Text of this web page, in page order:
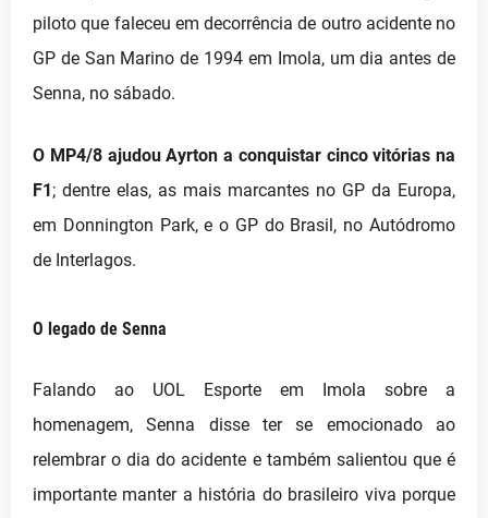
piloto que faleceu em decorrência de outro acidente no
GP de San Marino de 1994 em Imola, um dia antes de
Senna, no sábado.
O MP4/8 ajudou Ayrton a conquistar cinco vitórias na
F1; dentre elas, as mais marcantes no GP da Europa,
em Donnington Park, e o GP do Brasil, no Autódromo
de Interlagos.
O legado de Senna
Falando ao UOL Esporte em Imola sobre a
homenagem, Senna disse ter se emocionado ao
relembrar o dia do acidente e também salientou que é
importante manter a história do brasileiro viva porque